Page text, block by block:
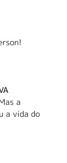
a
a vida do